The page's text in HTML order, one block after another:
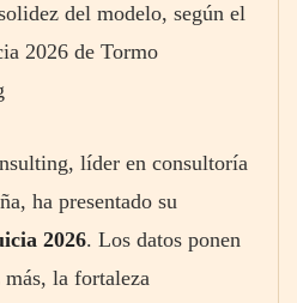
del modelo, según el
2026 de Tormo
líder en consultoría
ha presentado su
2026. Los datos ponen
la fortaleza